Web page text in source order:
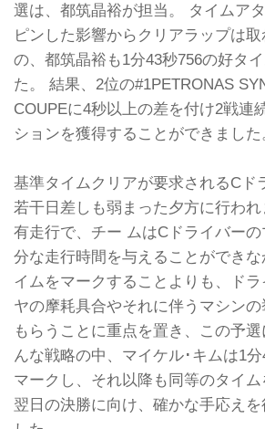
選は、都筑晶裕が担当。 タイムア
ピンした影響からクリアラップは
の、都筑晶裕も1分43秒756の好タ
た。 結果、2位の#1PETRONAS
COUPEに4秒以上の差を付け2戦連
ションを獲得することができました
基準タイムクリアが要求されるCド
若干日差しも弱まった夕方に行わ
有走行で、チー ムはCドライバー
分な走行時間を与えることができ
イムをマークすることよりも、ド
ヤの摩耗具合やそれに伴うマシン
もらうことに重点を置き、この予
んな戦略の中、マイケル･キムは1
マークし、それ以降も同等のタイ
翌日の決勝に向け、確かな手応え